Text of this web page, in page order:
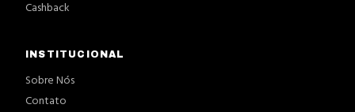
Cashback
INSTITUCIONAL
Sobre Nós
Contato